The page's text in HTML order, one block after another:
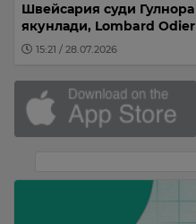
Швейсария суди
якунлади, Lombard
15:21 / 28.07.2026